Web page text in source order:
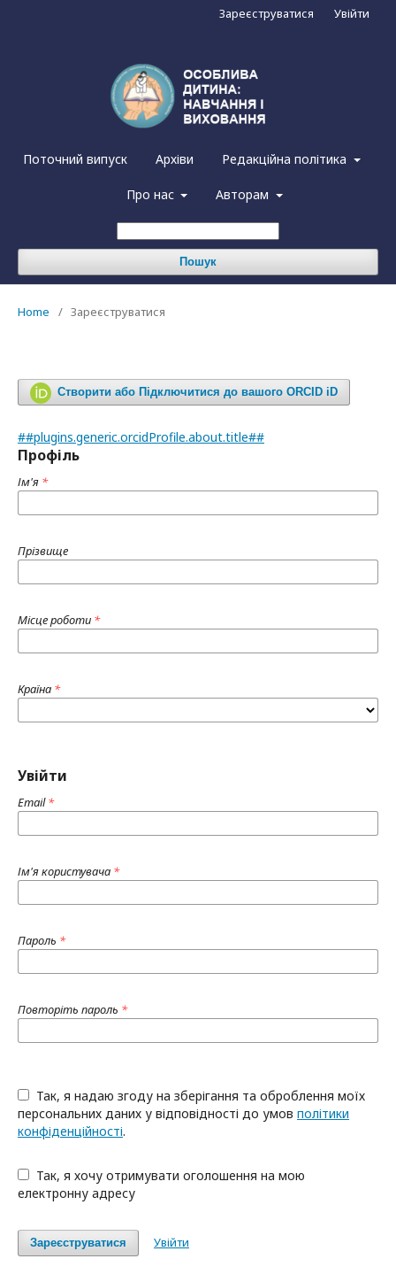
Поточний випуск Архіви Редакційна політика
Про нас Авторам
Пошук
Зареєструватися Увійти
Home / Зареєструватися
Створити або Підключитися до вашого ORCID iD
##plugins.generic.orcidProfile.about.title##
Профіль
Ім'я *
Прізвище
Місце роботи *
Країна *
Увійти
Email*
Ім'я користувача *
Пароль *
Повторіть пароль *
персональних даних у відповідності до умов політики
конфіденційності.
електронну адресу
Зареєструватися Увійти